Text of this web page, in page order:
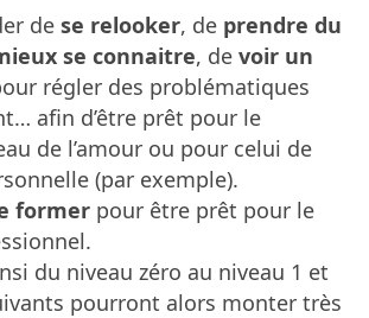
de se relooker, de prendre du
se connaitre, de voir un
régler des problématiques
afin d’être prêt pour le
de l’amour ou pour celui de
(par exemple).
former pour être prêt pour le
du niveau zéro au niveau 1 et
pourront alors monter très